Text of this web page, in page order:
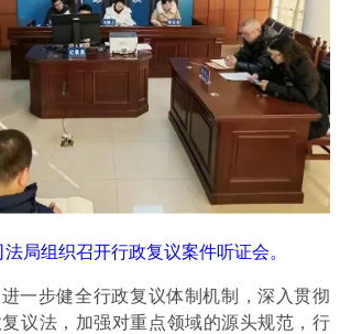
局组织召开行政复议案件听证会。
一步健全行政复议体制机制，深入贯彻
议法，加强对重点领域的源头规范，行